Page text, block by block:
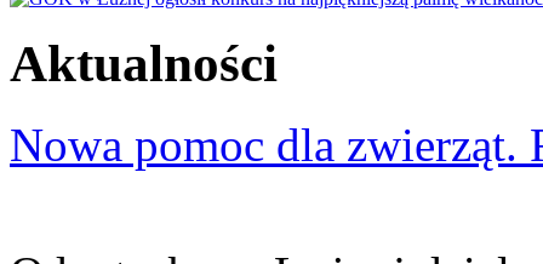
Aktualności
Nowa pomoc dla zwierząt.